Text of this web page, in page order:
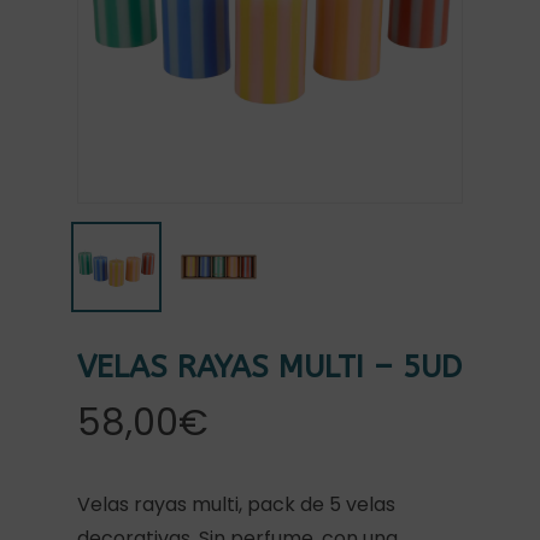
VELAS RAYAS MULTI – 5UD
58,00€
Velas rayas multi, pack de 5 velas